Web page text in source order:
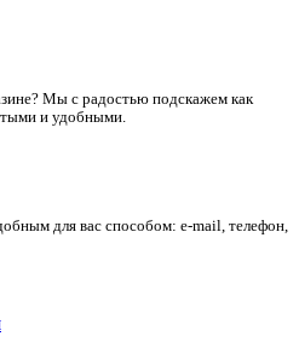
Мы с радостью подскажем как
и удобными.
для вас способом: e-mail, телефон,